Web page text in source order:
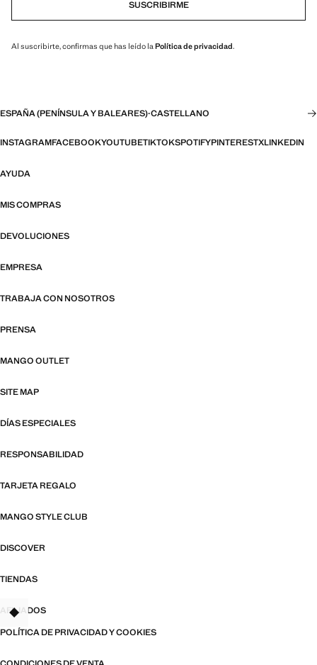
SUSCRIBIRME
Al suscribirte, confirmas que has leído la Política de privacidad.
ESPAÑA (PENÍNSULA Y BALEARES)·CASTELLANO
INSTAGRAMFACEBOOKYOUTUBETIKTOKSPOTIFYPINTERESTXLINKEDIN
AYUDA
MIS COMPRAS
DEVOLUCIONES
EMPRESA
TRABAJA CON NOSOTROS
PRENSA
MANGO OUTLET
SITE MAP
DÍAS ESPECIALES
RESPONSABILIDAD
TARJETA REGALO
MANGO STYLE CLUB
DISCOVER
TIENDAS
AFILIADOS
POLÍTICA DE PRIVACIDAD Y COOKIES